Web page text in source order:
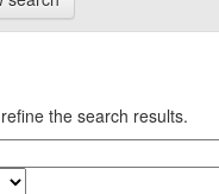
the search results.